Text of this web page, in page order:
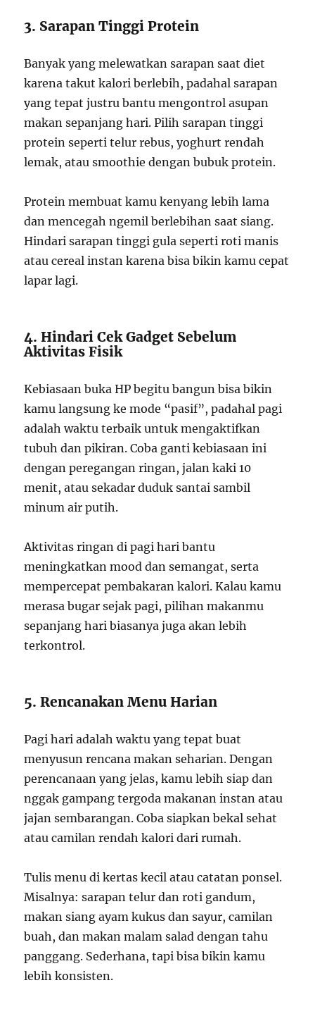
3. Sarapan Tinggi Protein
Banyak yang melewatkan sarapan saat diet
karena takut kalori berlebih, padahal sarapan
yang tepat justru bantu mengontrol asupan
makan sepanjang hari. Pilih sarapan tinggi
protein seperti telur rebus, yoghurt rendah
lemak, atau smoothie dengan bubuk protein.
Protein membuat kamu kenyang lebih lama
dan mencegah ngemil berlebihan saat siang.
Hindari sarapan tinggi gula seperti roti manis
atau cereal instan karena bisa bikin kamu cepat
lapar lagi.
4. Hindari Cek Gadget Sebelum
Aktivitas Fisik
Kebiasaan buka HP begitu bangun bisa bikin
kamu langsung ke mode “pasif”, padahal pagi
adalah waktu terbaik untuk mengaktifkan
tubuh dan pikiran. Coba ganti kebiasaan ini
dengan peregangan ringan, jalan kaki 10
menit, atau sekadar duduk santai sambil
minum air putih.
Aktivitas ringan di pagi hari bantu
meningkatkan mood dan semangat, serta
mempercepat pembakaran kalori. Kalau kamu
merasa bugar sejak pagi, pilihan makanmu
sepanjang hari biasanya juga akan lebih
terkontrol.
5. Rencanakan Menu Harian
Pagi hari adalah waktu yang tepat buat
menyusun rencana makan seharian. Dengan
perencanaan yang jelas, kamu lebih siap dan
nggak gampang tergoda makanan instan atau
jajan sembarangan. Coba siapkan bekal sehat
atau camilan rendah kalori dari rumah.
Tulis menu di kertas kecil atau catatan ponsel.
Misalnya: sarapan telur dan roti gandum,
makan siang ayam kukus dan sayur, camilan
buah, dan makan malam salad dengan tahu
panggang. Sederhana, tapi bisa bikin kamu
lebih konsisten.